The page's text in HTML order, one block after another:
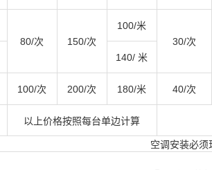
80/次
150/次
100/米
30/次
140/ 米
100/次 200/次 180/米 40/次
以上价格按照每台单边计算
空调安装必